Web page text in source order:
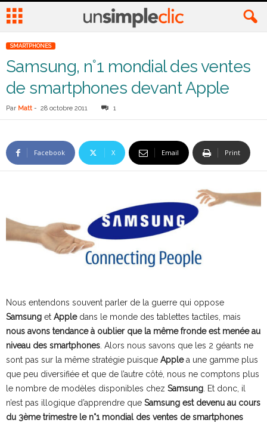
SMARTPHONES
Samsung, n°1 mondial des ventes
de smartphones devant Apple
Par Matt - 28 octobre 2011 1
Facebook X Email Print
Nous entendons souvent parler de la guerre qui oppose
Samsung et Appledans le monde des tablettes tactiles, mais
nous avons tendance à oublier que la même fronde est menée au
niveau des smartphones. Alors nous savons que les 2 géants ne
sont pas sur la même stratégie puisque Applea une gamme plus
que peu diversifiée et que de l’autre côté, nous ne comptons plus
le nombre de modèles disponibles chez Samsung. Et donc, il
n’est pas illogique d’apprendre que Samsung est devenu au cours
du 3ème trimestre le n°1 mondial des ventes de smartphones